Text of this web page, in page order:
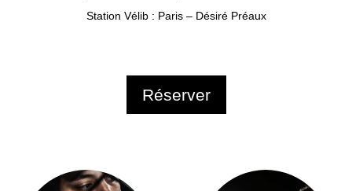
Station Vélib : Paris – Désiré Préaux
Réserver